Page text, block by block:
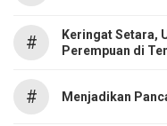
#
Keringat Setara,
Perempuan di
# Menjadikan